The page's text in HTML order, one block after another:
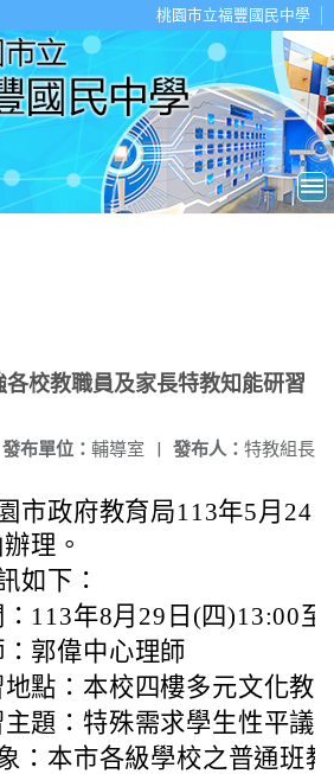
桃園市立福豐國民中學
校教職員及家長特教知能研習
發布人： 特教組長
發布單位： 輔導室 |
市政府教育局113年5月24
理。
如下：
：113年8月29日(四)13:00至
郭偉中心理師
點：本校四樓多元文化教
題：特殊需求學生性平議
：本市各級學校之普通班